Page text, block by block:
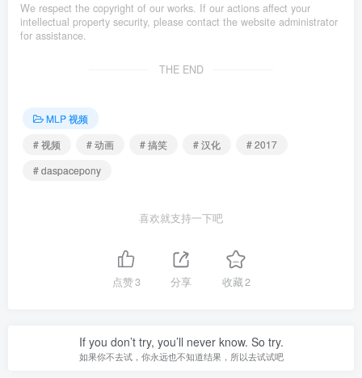
We respect the copyright of our works. If our actions affect your
intellectual property security, please contact the website administrator
for assistance.
THE END
MLP 视频
# 视频
# 动画 # 搞笑 # 汉化
# 2017
# daspacepony
喜欢就支持一下吧
点赞3 分享 收藏2
If you don’t try, you’ll never know. So try.
如果你不去试，你永远也不知道结果，所以去试试吧